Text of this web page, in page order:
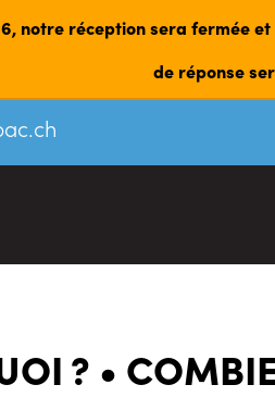
notre réception sera fermée
de réponse
? •